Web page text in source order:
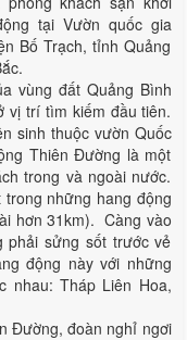
tại Vườn quốc gia
Bố Trạch, tỉnh Quảng
vùng đất Quảng Bình
vị trí tìm kiếm đầu tiên.
sinh thuộc vườn Quốc
Thiên Đường là một
trong và ngoài nước.
những hang động
hơn 31km). Càng vào
phải sửng sốt trước vẻ
động này với những
nhau: Tháp Liên Hoa,
Đường, đoàn nghỉ ngơi